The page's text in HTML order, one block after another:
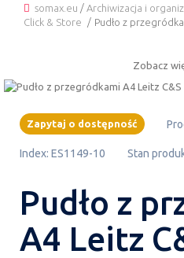
somax.eu / Archiwizacja i
Click & Store
/ Pudło z
Zobacz
Zapytaj o dostępność
Index: ES1149-10 Stan
Pudło z
A4 Leitz